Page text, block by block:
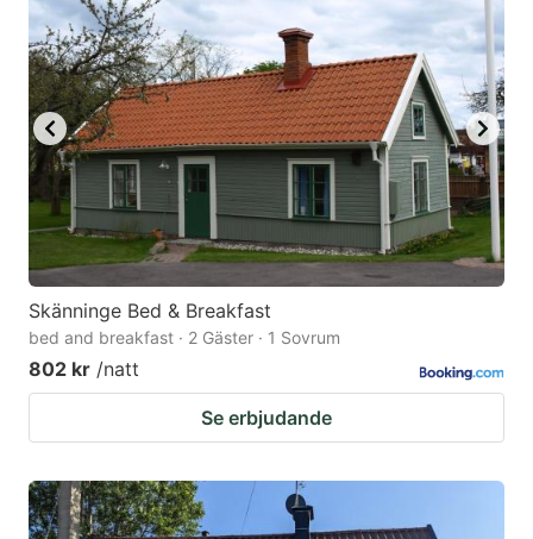
Skänninge Bed & Breakfast
bed and breakfast · 2 Gäster · 1 Sovrum
802 kr /natt
Se erbjudande